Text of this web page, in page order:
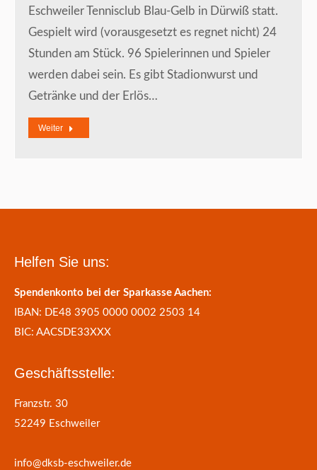
Eschweiler Tennisclub Blau-Gelb in Dürwiß statt.
Gespielt wird (vorausgesetzt es regnet nicht) 24
Stunden am Stück. 96 Spielerinnen und Spieler
werden dabei sein. Es gibt Stadionwurst und
Getränke und der Erlös…
Weiter
Helfen Sie uns:
Spendenkonto bei der Sparkasse Aachen:
IBAN: DE48 3905 0000 0002 2503 14
BIC: AACSDE33XXX
Geschäftsstelle:
Franzstr. 30
52249 Eschweiler
info@dksb-eschweiler.de